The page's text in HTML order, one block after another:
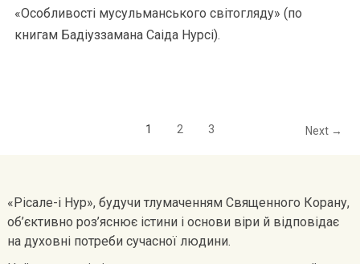
«Особливості мусульманського світогляду» (по
книгам Бадіуззамана Саіда Нурсі).
1 2 3 Next →
«Рісале-і Нур», будучи тлумаченням Священного Корану,
об’єктивно роз’яснює істини і основи віри й відповідає
на духовні потреби сучасної людини.